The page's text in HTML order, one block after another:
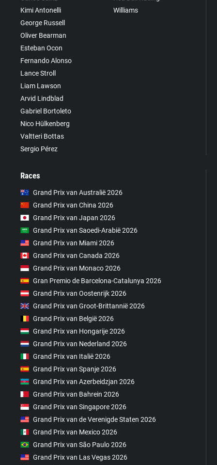
Kimi Antonelli
George Russell
Oliver Bearman
Esteban Ocon
Fernando Alonso
Lance Stroll
Liam Lawson
Arvid Lindblad
Gabriel Bortoleto
Nico Hülkenberg
Valtteri Bottas
Sergio Pérez
Williams
Races
Grand Prix van Australië 2026
Grand Prix van China 2026
Grand Prix van Japan 2026
Grand Prix van Saoedi-Arabië 2026
Grand Prix van Miami 2026
Grand Prix van Canada 2026
Grand Prix van Monaco 2026
Gran Premio de Barcelona-Catalunya 2026
Grand Prix van Oostenrijk 2026
Grand Prix van Groot-Brittannië 2026
Grand Prix van België 2026
Grand Prix van Hongarije 2026
Grand Prix van Nederland 2026
Grand Prix van Italië 2026
Grand Prix van Spanje 2026
Grand Prix van Azerbeidzjan 2026
Grand Prix van Bahrein 2026
Grand Prix van Singapore 2026
Grand Prix van de Verenigde Staten 2026
Grand Prix van Mexico 2026
Grand Prix van São Paulo 2026
Grand Prix van Las Vegas 2026